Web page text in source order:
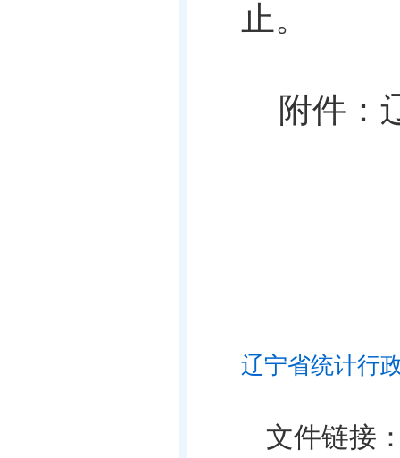
止。
附件：
辽宁省统计行
文件链接